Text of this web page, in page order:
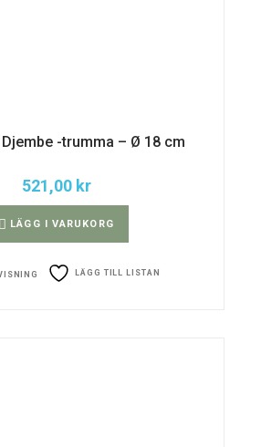
-trumma – Ø 18 cm
521,00 kr
LÄGG I VARUKORG
LÄGG TILL LISTAN